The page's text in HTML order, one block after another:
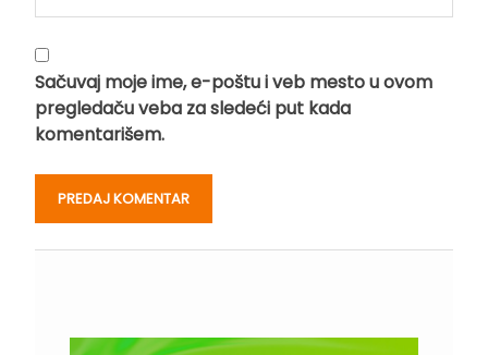
Sačuvaj moje ime, e-poštu i veb mesto u ovom
pregledaču veba za sledeći put kada
komentarišem.